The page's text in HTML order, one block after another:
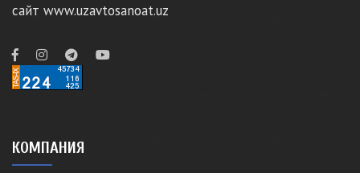
сайт www.uzavtosanoat.uz
КОМПАНИЯ